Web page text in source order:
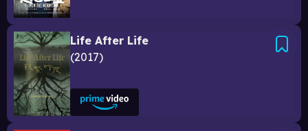
Life After Life
2017